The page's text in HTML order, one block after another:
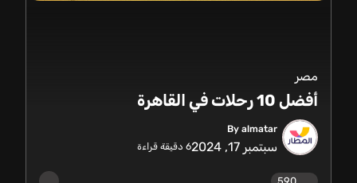
مصر
أفضل 10 رحلات في القاهرة
By almatar
سبتمبر 17, 2024 6 دقيقة قراءة